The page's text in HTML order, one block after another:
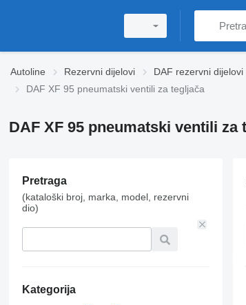
Autoline Rezervni dijelovi DAF rezervni dijelovi
DAF XF 95 pneumatski ventili za tegljača
DAF XF 95 pneumatski ventili za
Pretraga
(kataloški broj, marka, model, rezervni
dio)
Kategorija